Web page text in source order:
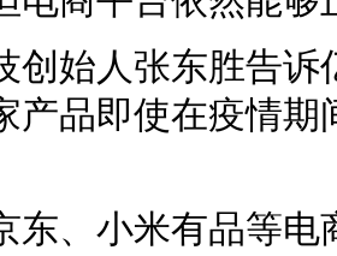
始人张东胜告诉
产品即使在疫情
、小米有品等电